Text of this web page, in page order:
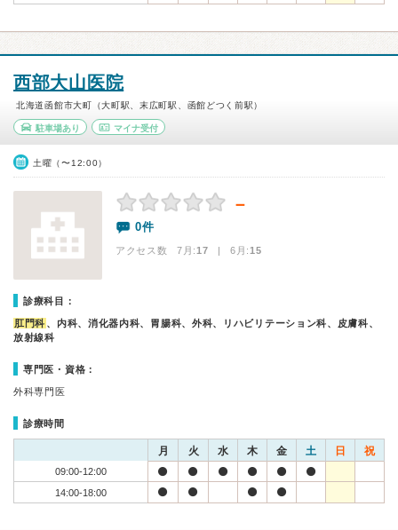
西部大山医院
北海道函館市大町（大町駅、末広町駅、函館どつく前駅）
駐車場あり マイナ受付
土曜（〜12:00）
－
0件
アクセス数 7月:17 | 6月:15
診療科目：
肛門科 、内科、消化器内科、胃腸科、外科、リハビリテーション科、皮膚科、
放射線科
専門医・資格：
外科専門医
診療時間
月 火 水 木 金 土 日 祝
09:00-12:00
14:00-18:00